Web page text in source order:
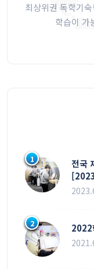
최상위권 독학기
학습이 가
1
전국
2 2022